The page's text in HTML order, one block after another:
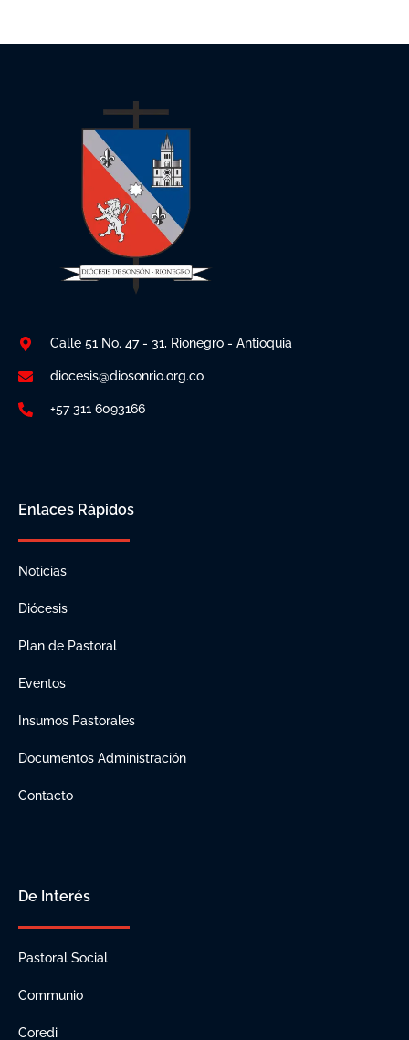
Calle 51 No. 47 - 31, Rionegro - Antioquia
diocesis@diosonrio.org.co
+57 311 6093166
Enlaces Rápidos
Noticias
Diócesis
Plan de Pastoral
Eventos
Insumos Pastorales
Documentos Administración
Contacto
De Interés
Pastoral Social
Communio
Coredi